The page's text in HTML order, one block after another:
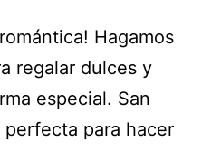
Hagamos
regalar dulces y
especial. San
para hacer